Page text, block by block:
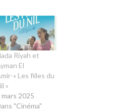
Riyah et
El
« Les filles du
»
mars 2025
"Cinéma"